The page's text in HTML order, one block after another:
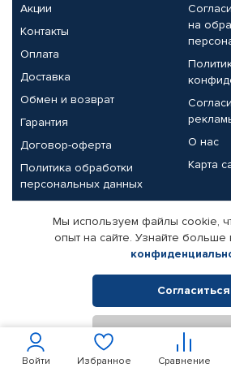
Войти Избранное Сравнение
Акции
Контакты
Оплата
Доставка
Обмен и возврат
Гарантия
Договор-оферта
Политика обработки
персональных данных
на
О нас
Карта
Партнерам
Корпоративным клиентам
Поставщикам
© КАМАЗ ЦЕНТР ДОНЕЦК, 2015-2026. Все
Интернет-магазин автомобильных товаров
Мы используем файлы cookie,
опыт на сайте. Узнайте
Согласиться
Отклонить